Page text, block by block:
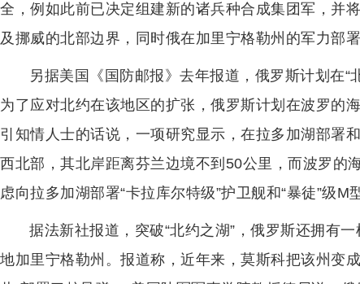
全，例如此前已决定组建新的诸兵种合成集团军，并
及挪威的北部边界，同时俄在加里宁格勒州的军力部署
另据美国《国防邮报》去年报道，俄罗斯计划在“
为了应对北约在该地区的扩张，俄罗斯计划在波罗的
引知情人士的话说，一项研究显示，在拉多加湖部署
西北部，其北岸距离芬兰边境不到50公里，而波罗的
虑向拉多加湖部署“卡拉库尔特级”护卫舰和“暴徒”级M
据法新社报道，突破“北约之湖”，俄罗斯还拥有
地加里宁格勒州。报道称，近年来，莫斯科把该州变